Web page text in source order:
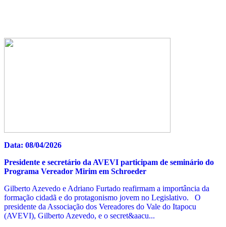
Data: 08/04/2026
Presidente e secretário da AVEVI participam de seminário do
Programa Vereador Mirim em Schroeder
Gilberto Azevedo e Adriano Furtado reafirmam a importância da
formação cidadã e do protagonismo jovem no Legislativo. O
presidente da Associação dos Vereadores do Vale do Itapocu
(AVEVI), Gilberto Azevedo, e o secret&aacu...